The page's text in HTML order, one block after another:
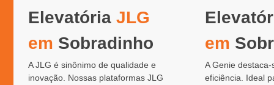
ElevatóriaJLG
em Sobradinho
A JLG é sinônimo de qualidade e
inovação. Nossas plataformas JLG
em
A Genie
eficiência. Ideal